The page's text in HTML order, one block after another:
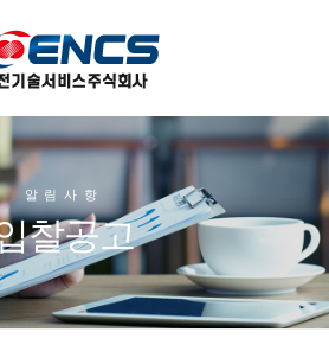
알림사항
찰공고